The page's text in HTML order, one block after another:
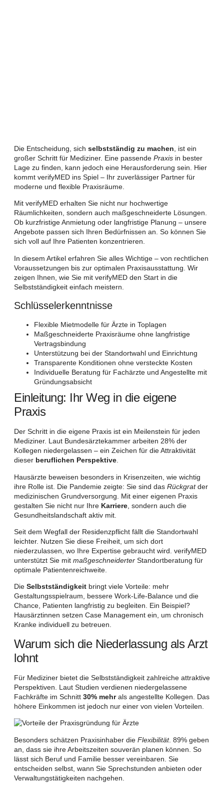
Die Entscheidung, sich selbstständig zu machen , ist ein
großer Schritt für Mediziner. Eine passende Praxis in bester
Lage zu finden, kann jedoch eine Herausforderung sein. Hier
kommt verifyMED ins Spiel – Ihr zuverlässiger Partner für
moderne und flexible Praxisräume.
Mit verifyMED erhalten Sie nicht nur hochwertige
Räumlichkeiten, sondern auch maßgeschneiderte Lösungen.
Ob kurzfristige Anmietung oder langfristige Planung – unsere
Angebote passen sich Ihren Bedürfnissen an. So können Sie
sich voll auf Ihre Patienten konzentrieren.
In diesem Artikel erfahren Sie alles Wichtige – von rechtlichen
Voraussetzungen bis zur optimalen Praxisausstattung. Wir
zeigen Ihnen, wie Sie mit verifyMED den Start in die
Selbstständigkeit einfach meistern.
Schlüsselerkenntnisse
Flexible Mietmodelle für Ärzte in Toplagen
Maßgeschneiderte Praxisräume ohne langfristige
Vertragsbindung
Unterstützung bei der Standortwahl und Einrichtung
Transparente Konditionen ohne versteckte Kosten
Individuelle Beratung für Fachärzte und Angestellte mit
Gründungsabsicht
Einleitung: Ihr Weg in die eigene
Praxis
Der Schritt in die eigene Praxis ist ein Meilenstein für jeden
Mediziner. Laut Bundesärztekammer arbeiten 28% der
Kollegen niedergelassen – ein Zeichen für die Attraktivität
dieser beruflichen Perspektive
Hausärzte beweisen besonders in Krisenzeiten, wie wichtig
ihre Rolle ist. Die Pandemie zeigte: Sie sind das Rückgratder
medizinischen Grundversorgung. Mit einer eigenen Praxis
gestalten Sie nicht nur Ihre Karriere , sondern auch die
Gesundheitslandschaft aktiv mit.
Seit dem Wegfall der Residenzpflicht fällt die Standortwahl
leichter. Nutzen Sie diese Freiheit, um sich dort
niederzulassen, wo Ihre Expertise gebraucht wird. verifyMED
unterstützt Sie mit maßgeschneiderter Standortberatung für
optimale Patientenreichweite.
Die Selbstständigkeit bringt viele Vorteile: mehr
Gestaltungsspielraum, bessere Work-Life-Balance und die
Chance, Patienten langfristig zu begleiten. Ein Beispiel?
Hausärztinnen setzen Case Management ein, um chronisch
Kranke individuell zu betreuen.
Warum sich die Niederlassung als Arzt
lohnt
Für Mediziner bietet die Selbstständigkeit zahlreiche attraktive
Perspektiven. Laut Studien verdienen niedergelassene
Fachkräfte im Schnitt 30% mehrals angestellte Kollegen. Das
höhere Einkommen ist jedoch nur einer von vielen Vorteilen.
Besonders schätzen Praxisinhaber die Flexibilität. 89% geben
an, dass sie ihre Arbeitszeiten souverän planen können. So
lässt sich Beruf und Familie besser vereinbaren. Sie
entscheiden selbst, wann Sie Sprechstunden anbieten oder
Verwaltungstätigkeiten nachgehen.